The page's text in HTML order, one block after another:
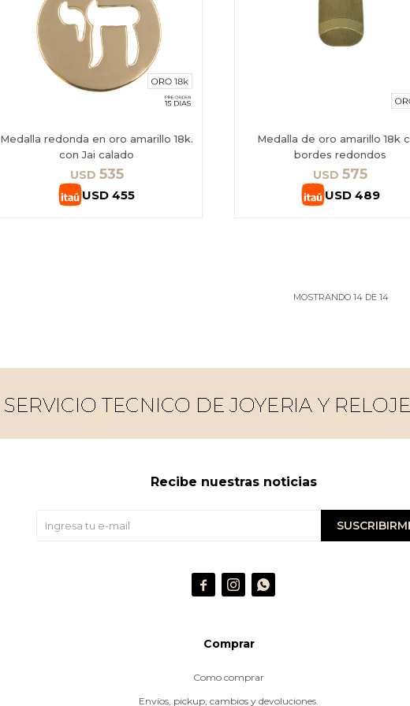
Medalla redonda en oro amarillo 18k.
con Jai calado
USD 535
USD 455
Medalla de oro amarillo 18k
bordes redondos
USD 575
USD 489
MOSTRANDO 14DE 14
Comprar
Como comprar
Envíos, pickup, cambios y devoluciones.
Recibe nuestras noticias
  